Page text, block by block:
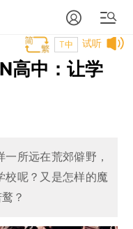
试听
T中
高中：让学
所远在荒郊僻野，
校呢？又是怎样的魔
？